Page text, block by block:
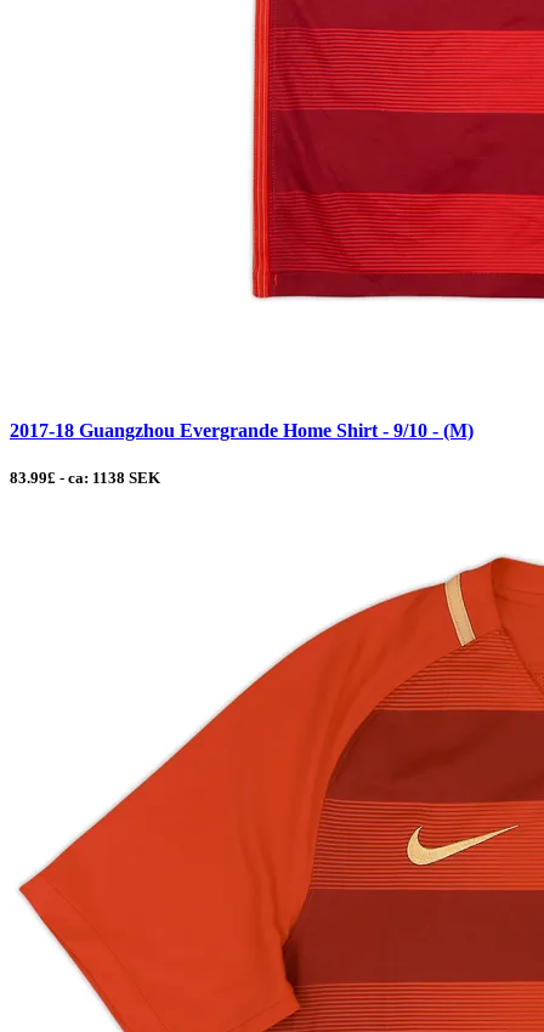
2017-18 Guangzhou Evergrande Home Shirt - 9/10 - (M)
83.99£ - ca: 1138 SEK